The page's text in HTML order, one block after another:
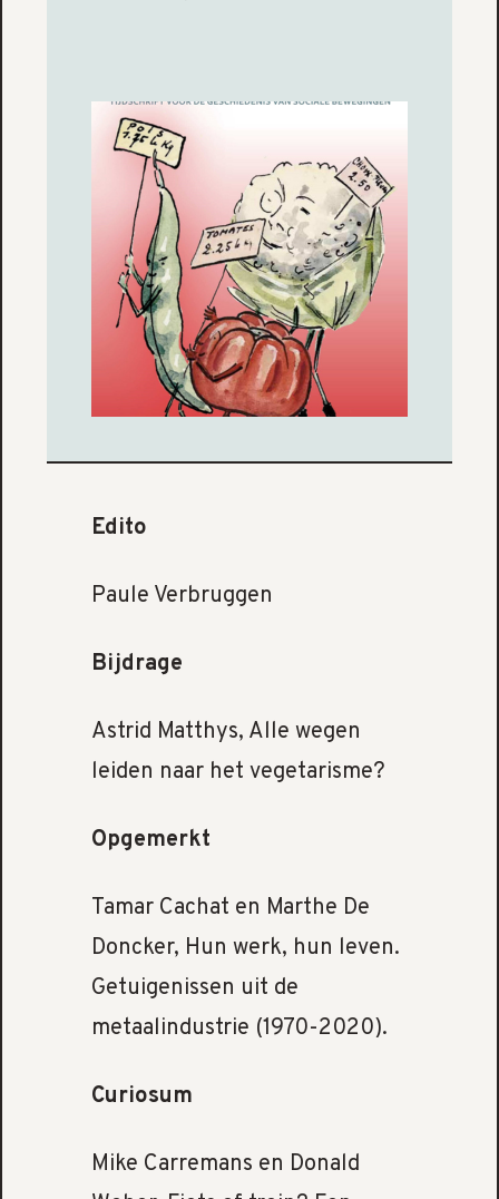
Edito
Paule Verbruggen
Bijdrage
Astrid Matthys, Alle wegen
leiden naar het vegetarisme?
Opgemerkt
Tamar Cachat en Marthe De
Doncker, Hun werk, hun leven.
Getuigenissen uit de
metaalindustrie (1970-2020).
Curiosum
Mike Carremans en Donald